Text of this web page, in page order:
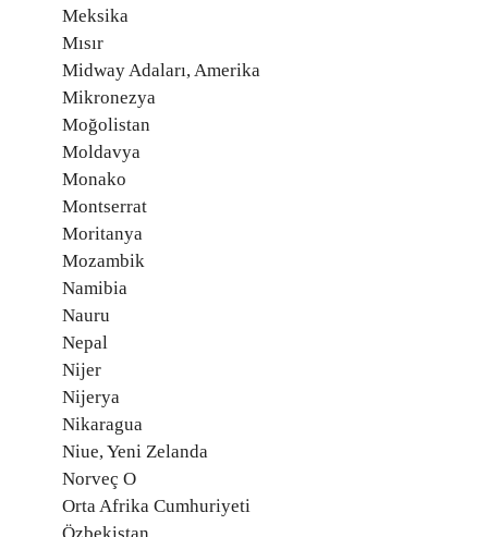
Meksika
Mısır
Midway Adaları, Amerika
Mikronezya
Moğolistan
Moldavya
Monako
Montserrat
Moritanya
Mozambik
Namibia
Nauru
Nepal
Nijer
Nijerya
Nikaragua
Niue, Yeni Zelanda
Norveç O
Orta Afrika Cumhuriyeti